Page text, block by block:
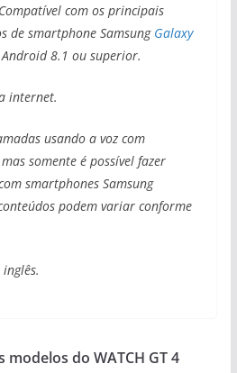
de smartphone Samsung Galaxy
8.1 ou superior.
internet.
usando a voz com
somente é possível fazer
smartphones Samsung
podem variar conforme
do WATCH GT 4